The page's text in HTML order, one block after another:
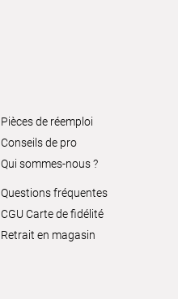
Pièces de réemploi
Conseils de pro
Qui sommes-nous ?
Questions fréquentes
CGU Carte de fidélité
Retrait en magasin